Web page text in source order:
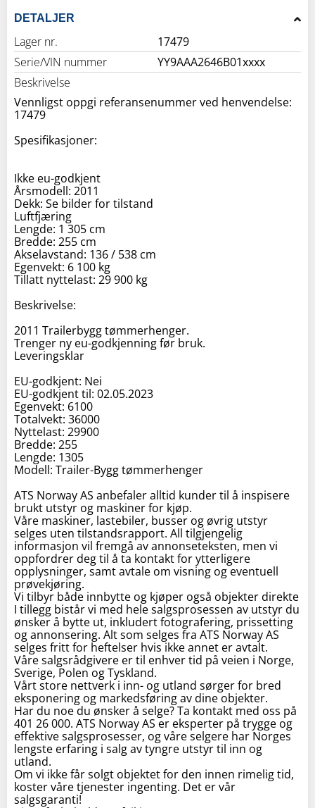
DETALJER
Lager nr.
17479
Serie/VIN nummer
YY9AAA2646B01xxxx
Beskrivelse
Vennligst oppgi referansenummer ved henvendelse:
17479
Spesifikasjoner:
Ikke eu-godkjent
Årsmodell: 2011
Dekk: Se bilder for tilstand
Luftfjæring
Lengde: 1 305 cm
Bredde: 255 cm
Akselavstand: 136 / 538 cm
Egenvekt: 6 100 kg
Tillatt nyttelast: 29 900 kg
Beskrivelse:
2011 Trailerbygg tømmerhenger.
Trenger ny eu-godkjenning før bruk.
Leveringsklar
EU-godkjent: Nei
EU-godkjent til: 02.05.2023
Egenvekt: 6100
Totalvekt: 36000
Nyttelast: 29900
Bredde: 255
Lengde: 1305
Modell: Trailer-Bygg tømmerhenger
ATS Norway AS anbefaler alltid kunder til å inspisere
brukt utstyr og maskiner for kjøp.
Våre maskiner, lastebiler, busser og øvrig utstyr
selges uten tilstandsrapport. All tilgjengelig
informasjon vil fremgå av annonseteksten, men vi
oppfordrer deg til å ta kontakt for ytterligere
opplysninger, samt avtale om visning og eventuell
prøvekjøring.
Vi tilbyr både innbytte og kjøper også objekter direkte
I tillegg bistår vi med hele salgsprosessen av utstyr du
ønsker å bytte ut, inkludert fotografering, prissetting
og annonsering. Alt som selges fra ATS Norway AS
selges fritt for heftelser hvis ikke annet er avtalt.
Våre salgsrådgivere er til enhver tid på veien i Norge,
Sverige, Polen og Tyskland.
Vårt store nettverk i inn- og utland sørger for bred
eksponering og markedsføring av dine objekter.
Har du noe du ønsker å selge? Ta kontakt med oss på
401 26 000. ATS Norway AS er eksperter på trygge og
effektive salgsprosesser, og våre selgere har Norges
lengste erfaring i salg av tyngre utstyr til inn og
utland.
Om vi ikke får solgt objektet for den innen rimelig tid,
koster våre tjenester ingenting. Det er vår
salgsgaranti!